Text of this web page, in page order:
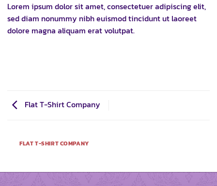
Lorem ipsum dolor sit amet, consectetuer adipiscing elit,
sed diam nonummy nibh euismod tincidunt ut laoreet
dolore magna aliquam erat volutpat.
Flat T-Shirt Company
FLAT T-SHIRT COMPANY